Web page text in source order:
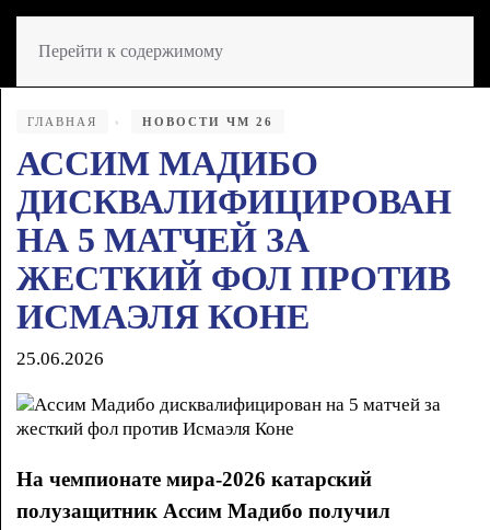
Перейти к содержимому
ГЛАВНАЯ НОВОСТИ ЧМ 26
АССИМ МАДИБО
ДИСКВАЛИФИЦИРОВАН
НА 5 МАТЧЕЙ ЗА
ЖЕСТКИЙ ФОЛ ПРОТИВ
ИСМАЭЛЯ КОНЕ
25.06.2026
На чемпионате мира-2026 катарский
полузащитник Ассим Мадибо получил